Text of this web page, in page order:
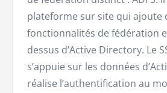
plateforme sur site qui ajoute
fonctionnalités de fédération
dessus d’Active Directory. Le
s’appuie sur les données
réalise l’authentification au